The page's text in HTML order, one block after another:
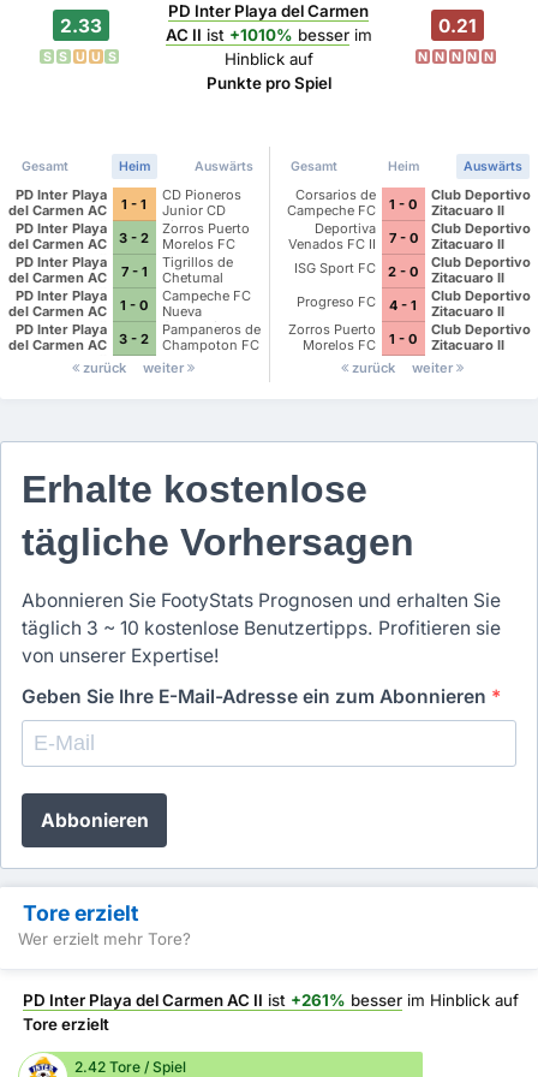
2.33
S S U U S
PD Inter Playa del Carmen
AC II ist +1010% besserim
Hinblick auf
Punkte pro Spiel
0.21
N N N N N
Gesamt Heim Auswärts
PD Inter Playa
del Carmen AC
II
1 - 1
CD Pioneros
Junior CD
Pioneros de
Cancun II
PD Inter Playa
del Carmen AC
II
3 - 2
Zorros Puerto
Morelos FC
PD Inter Playa
del Carmen AC
II
7 - 1
Tigrillos de
Chetumal
PD Inter Playa
del Carmen AC
II
1 - 0
Campeche FC
Nueva
Generacion
PD Inter Playa
del Carmen AC
II
3 - 2
Pampaneros de
Champoton FC
zurück
weiter
Gesamt Heim Auswärts
Corsarios de
Campeche FC
1 - 0
Club Deportivo
Zitacuaro II
Deportiva
Venados FC II
7 - 0
Club Deportivo
Zitacuaro II
ISG Sport FC
2 - 0
Club Deportivo
Zitacuaro II
Progreso FC
4 - 1
Club Deportivo
Zitacuaro II
Zorros Puerto
Morelos FC
1 - 0
Club Deportivo
Zitacuaro II
zurück
weiter
Erhalte kostenlose
tägliche Vorhersagen
Abonnieren Sie FootyStats Prognosen und erhalten Sie
täglich 3 ~ 10 kostenlose Benutzertipps. Profitieren sie
von unserer Expertise!
Geben Sie Ihre E-Mail-Adresse ein zum Abonnieren *
Abbonieren
Tore erzielt
Wer erzielt mehr Tore?
PD Inter Playa del Carmen AC II ist +261% besser im Hinblick auf
Tore erzielt
2.42 Tore / Spiel